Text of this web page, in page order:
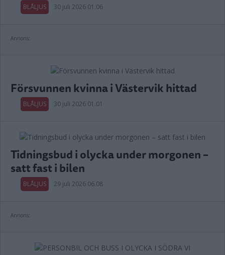
BLÅLJUS 30 juli 2026 01.06
Annons:
Försvunnen kvinna i Västervik hittad
BLÅLJUS 30 juli 2026 01.01
Tidningsbud i olycka under morgonen –
satt fast i bilen
BLÅLJUS 29 juli 2026 06.08
Annons: